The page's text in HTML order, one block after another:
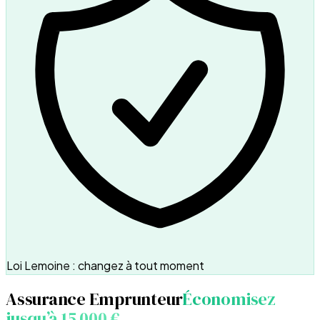
Loi Lemoine : changez à tout moment
Assurance EmprunteurÉconomisez